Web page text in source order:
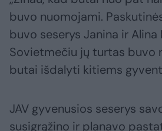
buvo nuomojami.
buvo seserys Janina ir
Sovietmečiu jų turtas buvo
butai išdalyti kitiems
JAV gyvenusios seserys
susigrąžino ir planavo